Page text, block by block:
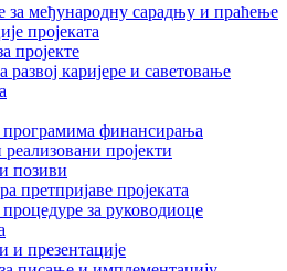
међународну сарадњу и праћење
пројеката
пројекте
развој каријере и саветовање
финансирања
пројекти
позиви
претпријаве пројеката
за руководиоце
и презентације